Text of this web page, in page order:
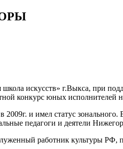
искусств» г.Выкса, при
конкурс юных
и имел статус
педагоги и деятели
работник культуры